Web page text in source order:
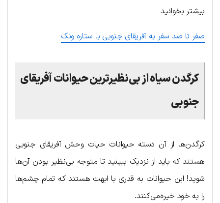
بیشتر بخوانید
صفر تا صد سفر به آفریقای جنوبی با ستاره ونک
کرگدن سیاه از بی‌نظیرترین حیوانات آفریقای
جنوبی
کرگدن‌ها از آن دسته حیوانات حیات وحش آفریقای جنوبی
هستند که باید از نزدیک ببینید تا متوجه بی‌نظیر بودن آن‌ها
شوید! این حیوانات به قدری با ابهت هستند که تمام چشم‌ها
را به خود خیره‌می‌کنند.